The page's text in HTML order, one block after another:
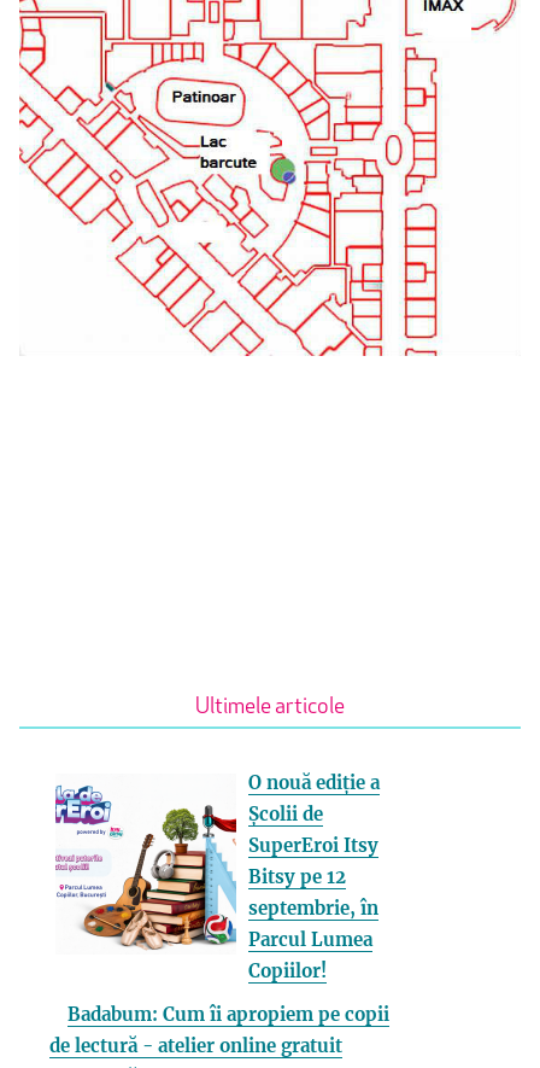
Ultimele articole
O nouă ediție a
Școlii de
SuperEroi Itsy
Bitsy pe 12
septembrie, în
Parcul Lumea
Copiilor!
Badabum: Cum îi apropiem pe copii
de lectură - atelier online gratuit